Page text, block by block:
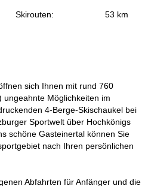
Skirouten: 53 km
sich Ihnen mit rund 760
ungeahnte Möglichkeiten im
4-Berge-Skischaukel bei
Sportwelt über Hochkönigs
schöne Gasteinertal können Sie
nach Ihren persönlichen
Abfahrten für Anfänger und die